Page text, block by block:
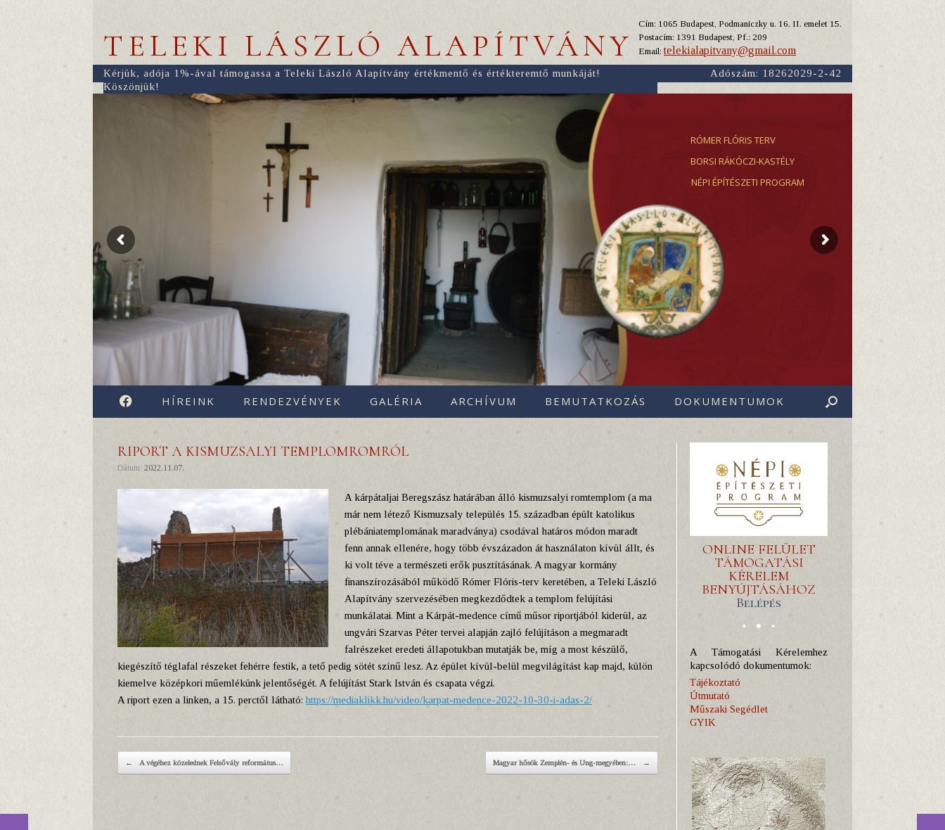
TELEKI LÁSZLÓ ALAPÍTVÁNY
Cím: 1065 Budapest, Podmaniczky u. 16. II. emelet 15.
Postacím: 1391 Budapest, Pf.: 209
Email:telekialapitvany@gmail.com
Kérjük, adója 1%-ával támogassa a Teleki László Alapítvány értékmentő és értékteremtő munkáját!
Köszönjük!
Adószám: 18262029-2-42
RÓMER FLÓRIS TERV
BORSI RÁKÓCZI-KASTÉLY
NÉPI ÉPÍTÉSZETI PROGRAM
FACEBOOK
HÍREINK RENDEZVÉNYEK GALÉRIA ARCHÍVUM BEMUTATKOZÁS DOKUMENTUMOK
RIPORT A KISMUZSALYI TEMPLOMROMRÓL
Dátum: 2022.11.07.
A kárpátaljai Beregszász határában álló kismuzsalyi romtemplom (a ma
már nem létező Kismuzsaly település 15. században épült katolikus
plébániatemplomának maradványa) csodával határos módon maradt
fenn annak ellenére, hogy több évszázadon át használaton kívül állt, és
ki volt téve a természeti erők pusztításának. A magyar kormány
finanszírozásából működő Rómer Flóris-terv keretében, a Teleki László
Alapítvány szervezésében megkezdődtek a templom felújítási
munkálatai. Mint a Kárpát-medence című műsor riportjából kiderül, az
ungvári Szarvas Péter tervei alapján zajló felújításon a megmaradt
falrészeket eredeti állapotukban mutatják be, míg a most készülő,
kiegészítő téglafal részeket fehérre festik, a tető pedig sötét színű lesz. Az épület kívül-belül megvilágítást kap majd, külön
kiemelve középkori műemlékünk jelentőségét. A felújítást Stark István és csapata végzi.
A riport ezen a linken, a 15. perctől látható: https://mediaklikk.hu/video/karpat-medence-2022-10-30-i-adas-2/
Post navigation
← A végéhez közelednek Felsővály református… Magyar hősök Zemplén- és Ung-megyében:… →
ONLINE FELÜLET
TÁMOGATÁSI
KÉRELEM
BENYÚJTÁSÁHOZ
Belépés
A Támogatási Kérelemhez
kapcsolódó dokumentumok:
Tájékoztató
Útmutató
Műszaki Segédlet
GYIK